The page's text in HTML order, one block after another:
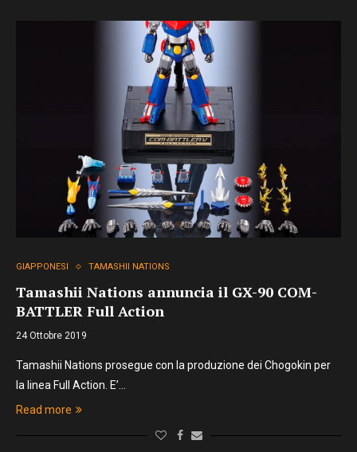
GIAPPONESI TAMASHII NATIONS
Tamashii Nations annuncia il GX-90 COM-
BATTLER Full Action
24 Ottobre 2019
Tamashii Nations prosegue con la produzione dei Chogokin per
la linea Full Action. E’…
Read more